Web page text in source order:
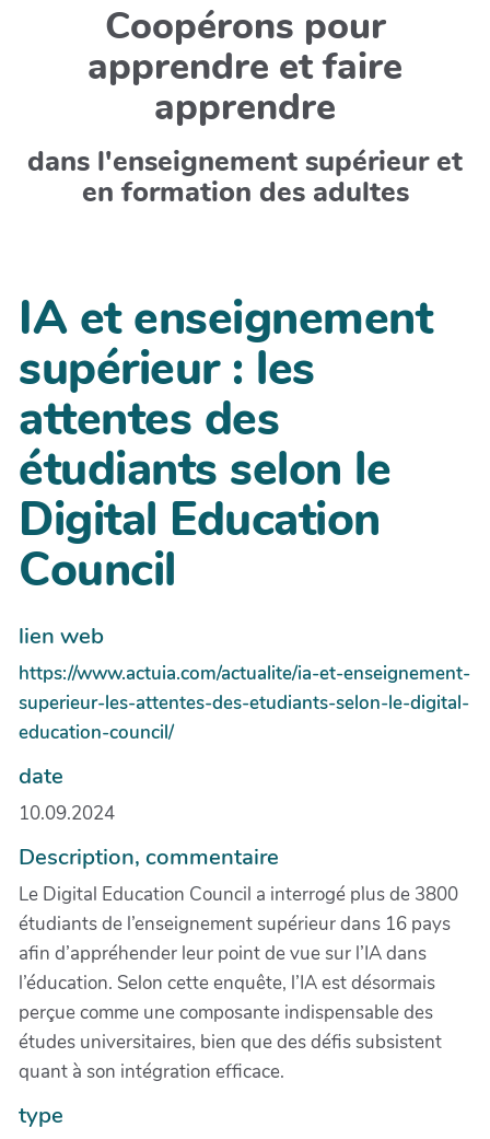
Coopérons pour
apprendre et faire
apprendre
dans l'enseignement supérieur et
en formation des adultes
IA et enseignement
supérieur : les
attentes des
étudiants selon le
Digital Education
Council
lien web
https://www.actuia.com/actualite/ia-et-enseignement-
superieur-les-attentes-des-etudiants-selon-le-digital-
education-council/
date
10.09.2024
Description, commentaire
Le Digital Education Council a interrogé plus de 3800
étudiants de l’enseignement supérieur dans 16 pays
afin d’appréhender leur point de vue sur l’IA dans
l’éducation. Selon cette enquête, l’IA est désormais
perçue comme une composante indispensable des
études universitaires, bien que des défis subsistent
quant à son intégration efficace.
type